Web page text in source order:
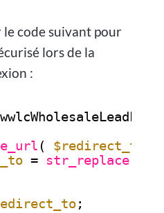
le code suivant pour
lors de la
:
( $redirect_to
= str_replace(
;